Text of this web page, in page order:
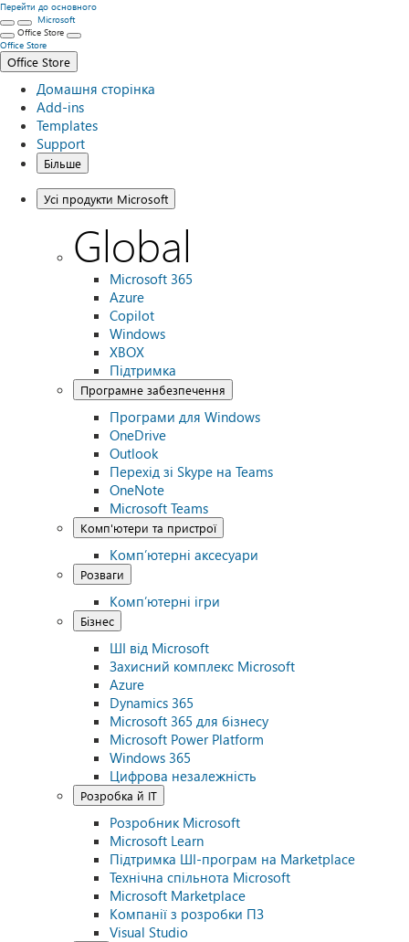
Перейти до основного
Microsoft
Office Store
Office Store
Office Store
Домашня сторінка
Add-ins
Templates
Support
Більше
Усі продукти Microsoft
Global
Microsoft 365
Azure
Copilot
Windows
XBOX
Підтримка
Програмне забезпечення
Програми для Windows
OneDrive
Outlook
Перехід зі Skype на Teams
OneNote
Microsoft Teams
Комп'ютери та пристрої
Комп’ютерні аксесуари
Розваги
Комп’ютерні ігри
Бізнес
ШІ від Microsoft
Захисний комплекс Microsoft
Azure
Dynamics 365
Microsoft 365 для бізнесу
Microsoft Power Platform
Windows 365
Цифрова незалежність
Розробка й ІТ
Розробник Microsoft
Microsoft Learn
Підтримка ШІ-програм на Marketplace
Технічна спільнота Microsoft
Microsoft Marketplace
Компанії з розробки ПЗ
Visual Studio